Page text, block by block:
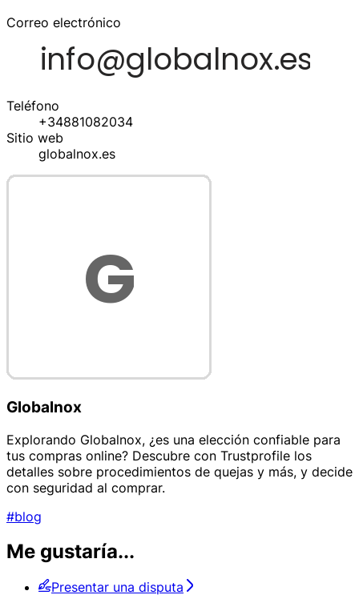
Correo electrónico
Teléfono
+34881082034
Sitio web
globalnox.es
Globalnox
Explorando Globalnox, ¿es una elección confiable para
tus compras online? Descubre con Trustprofile los
detalles sobre procedimientos de quejas y más, y decide
con seguridad al comprar.
#blog
Me gustaría...
Presentar una disputa